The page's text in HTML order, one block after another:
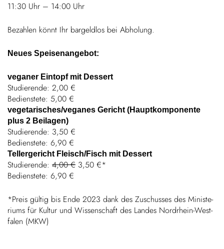
Karriere
Kontakt
50 Jahre
11:30 Uhr – 14:00 Uhr
Bezahlen könnt Ihr bargeldlos bei Abholung.
Neues Spei­sen­an­gebot:
veganer Eintopf mit Dessert
Studie­rende: 2,00 €
Bediens­tete: 5,00 €
vegetarisches/veganes Gericht (Haupt­kom­po­nente
plus 2 Beilagen)
Studie­rende: 3,50 €
Bediens­tete: 6,90 €
Teller­ge­richt Fleisch/Fisch mit Dessert
Studie­rende: 4,00 € 3,50 €*
Bediens­tete: 6,90 €
*Preis gültig bis Ende 2023 dank des Zuschusses des Minis­te­
riums für Kultur und Wissen­schaft des Landes Nord­rhein-West­
falen (MKW)